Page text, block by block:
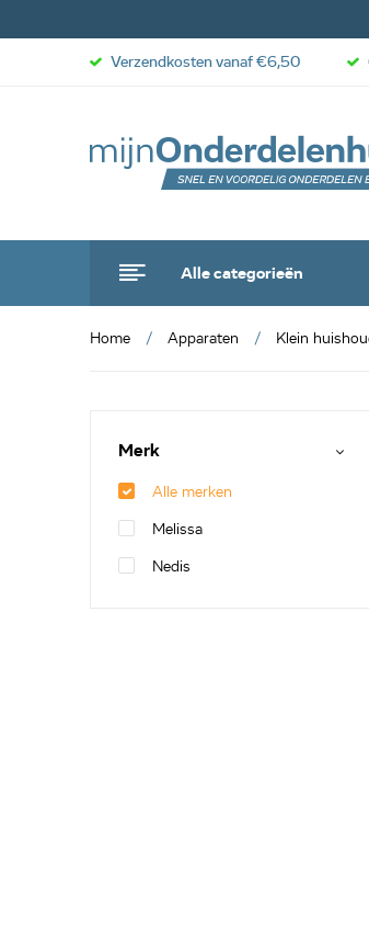
Alle categorieën
Verzendkosten vanaf €6,50
Home Apparaten Klein
Merk
Alle merken
Melissa
Nedis